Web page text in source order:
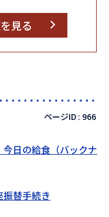
見る
ページID : 966
日の給食（バックナ
替手続き